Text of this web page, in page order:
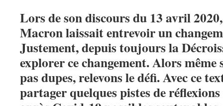
Lors de son discours du 13 avril
Macron laissait entrevoir un
Justement, depuis toujours la
explorer ce changement. Alors même
pas dupes, relevons le défi. Avec ce
partager quelques pistes de